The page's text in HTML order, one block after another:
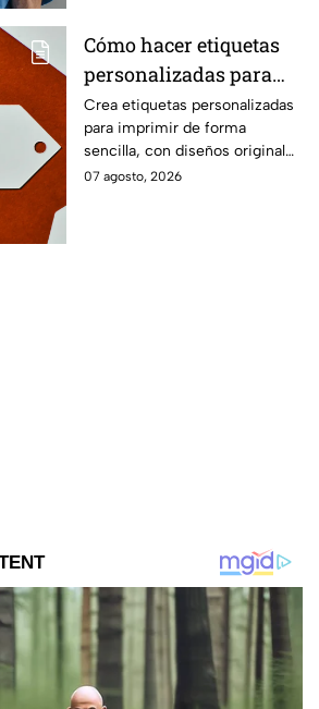
Cómo hacer etiquetas
personalizadas para
imprimir
Crea etiquetas personalizadas
para imprimir de forma
sencilla, con diseños originales
y detalles adaptados a tus
07 agosto, 2026